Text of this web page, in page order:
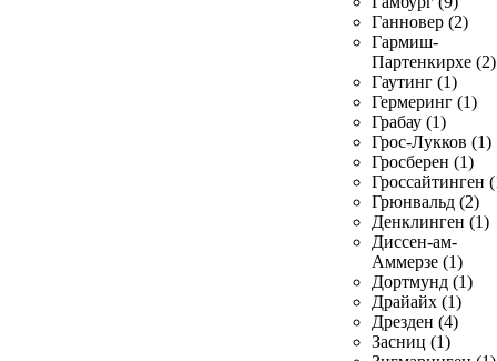
Ганновер (2)
Гармиш-
Партенкирхе (2)
Гаутинг (1)
Гермеринг (1)
Грабау (1)
Грос-Лукков (1)
Гросберен (1)
Гроссайтинген
Грюнвальд (2)
Денклинген (1)
Диссен-ам-
Аммерзе (1)
Дортмунд (1)
Драйайх (1)
Дрезден (4)
Засниц (1)